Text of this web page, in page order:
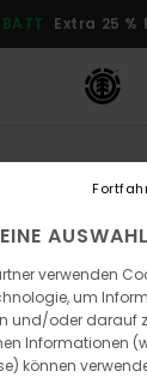
Extra 25
verwenden
um
und/oder darauf
Informationen
können